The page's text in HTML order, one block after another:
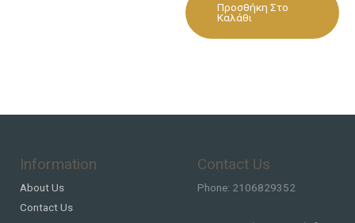
Προσθήκη Στο
Καλάθι
Information
About Us
Contact Us
Contact Us
Phone: 2106829352